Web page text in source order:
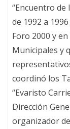
“Encuentro de
de 1992 a
Foro 2000 y
Municipales y
coordinó los
“Evaristo
Dirección
organizador